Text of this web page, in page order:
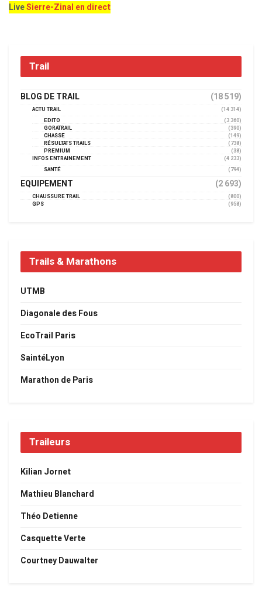
LiveSierre-Zinal en direct
Trail
BLOG DE TRAIL (18 519)
ACTU TRAIL
(14 314)
EDITO
(3 360)
GORATRAIL
(390)
CHASSE
(149)
RÉSULTATS TRAILS
(738)
PREMIUM
(38)
INFOS ENTRAINEMENT
(4 233)
SANTÉ
(794)
EQUIPEMENT (2 693)
CHAUSSURE TRAIL
(800)
GPS
(958)
Trails & Marathons
UTMB
Diagonale des Fous
EcoTrail Paris
SaintéLyon
Marathon de Paris
Traileurs
Kilian Jornet
Mathieu Blanchard
Théo Detienne
Casquette Verte
Courtney Dauwalter